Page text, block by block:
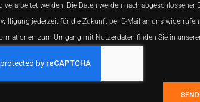
verarbeitet werden. Die Daten werden nach
jederzeit für die Zukunft per E-Mail an uns
zum Umgang mit Nutzerdaten finden Sie in